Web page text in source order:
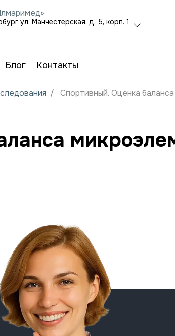
ул. Манчестерская, д. 5, корп. 1
Блог Контакты
Спортивный. Оценка